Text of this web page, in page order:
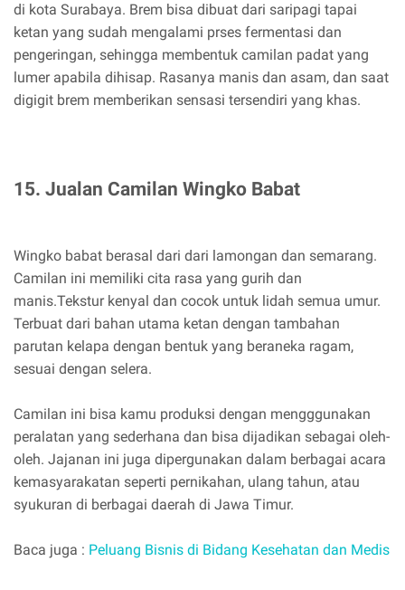
di kota Surabaya. Brem bisa dibuat dari saripagi tapai
ketan yang sudah mengalami prses fermentasi dan
pengeringan, sehingga membentuk camilan padat yang
lumer apabila dihisap. Rasanya manis dan asam, dan saat
digigit brem memberikan sensasi tersendiri yang khas.
15. Jualan Camilan Wingko Babat
Wingko babat berasal dari dari lamongan dan semarang.
Camilan ini memiliki cita rasa yang gurih dan
manis.Tekstur kenyal dan cocok untuk lidah semua umur.
Terbuat dari bahan utama ketan dengan tambahan
parutan kelapa dengan bentuk yang beraneka ragam,
sesuai dengan selera.
Camilan ini bisa kamu produksi dengan mengggunakan
peralatan yang sederhana dan bisa dijadikan sebagai oleh-
oleh. Jajanan ini juga dipergunakan dalam berbagai acara
kemasyarakatan seperti pernikahan, ulang tahun, atau
syukuran di berbagai daerah di Jawa Timur.
Baca juga : Peluang Bisnis di Bidang Kesehatan dan Medis